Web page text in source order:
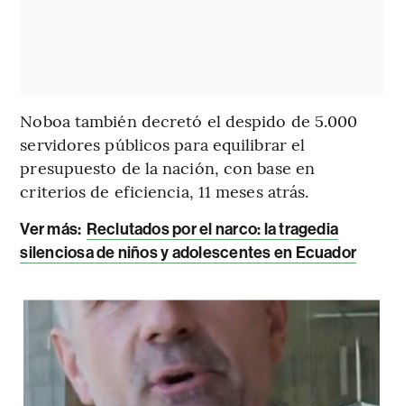
Noboa también decretó el despido de 5.000
servidores públicos para equilibrar el
presupuesto de la nación, con base en
criterios de eficiencia, 11 meses atrás.
Ver más: Reclutados por el narco: la tragedia
silenciosa de niños y adolescentes en Ecuador